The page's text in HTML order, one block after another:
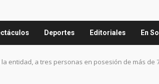
Deportes Editoriales En
entidad, a tres personas en posesión de más de